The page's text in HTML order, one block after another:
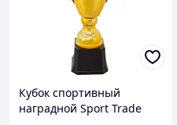
Кубок спортивный
наградной Sport Trade